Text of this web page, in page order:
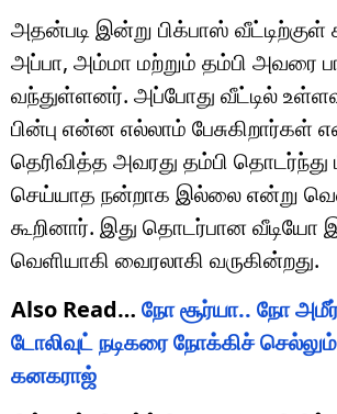
அதன்படி இன்று பிக்பாஸ் வீட்டிற்குள்
அப்பா, அம்மா மற்றும் தம்பி அவரை
வந்துள்ளனர். அப்போது வீட்டில்
பின்பு என்ன எல்லாம் பேசுகிறார்கள்
தெரிவித்த அவரது தம்பி தொடர்ந்து
செய்யாத நன்றாக இல்லை என்று
கூறினார். இது தொடர்பான
வெளியாகி வைரலாகி வருகின்றது.
Also Read… நோ சூர்யா.. நோ
டோலிவுட் நடிகரை நோக்கிச்
கனகராஜ்